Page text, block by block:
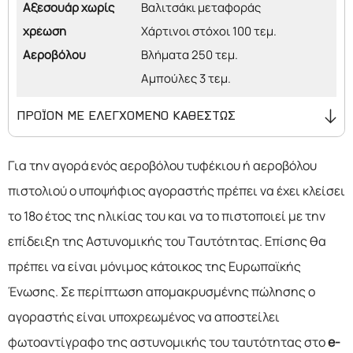
Αξεσουάρ χωρίς
χρέωση
Αεροβόλου
Βαλιτσάκι μεταφοράς
Χάρτινοι στόχοι 100 τεμ.
Βλήματα 250 τεμ.
Αμπούλες 3 τεμ.
ΠΡΟΪΟΝ ΜΕ ΕΛΕΓΧΟΜΕΝΟ ΚΑΘΕΣΤΩΣ
τυφεκίων ή αεροβόλων πιστολιών λάβετε υπόψη σας ότι :
το 18ο έτος της ηλικίας του και να το πιστοποιεί με την
επίδειξη της Αστυνομικής του Ταυτότητας. Επίσης θα
πρέπει να είναι μόνιμος κάτοικος της Ευρωπαϊκής
Ένωσης. Σε περίπτωση απομακρυσμένης πώλησης ο
αγοραστής είναι υποχρεωμένος να αποστείλει
Για την αγορά ενός αεροβόλου τυφέκιου ή αεροβόλου
πιστολιού ο υποψήφιος αγοραστής πρέπει να έχει κλείσει
το 18ο έτος της ηλικίας του και να το πιστοποιεί με την
επίδειξη της Αστυνομικής του Ταυτότητας. Επίσης θα
πρέπει να είναι μόνιμος κάτοικος της Ευρωπαϊκής
Ένωσης. Σε περίπτωση απομακρυσμένης πώλησης ο
αγοραστής είναι υποχρεωμένος να αποστείλει
φωτοαντίγραφο της αστυνομικής του ταυτότητας στοe-